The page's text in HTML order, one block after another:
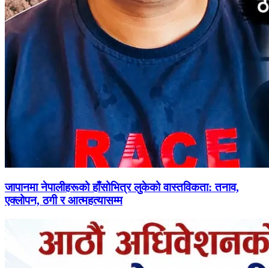
जापानमा नेपालीहरूको हाँसोभित्र लुकेको वास्तविकता: तनाव,
एक्लोपन, ठगी र आत्महत्यासम्म